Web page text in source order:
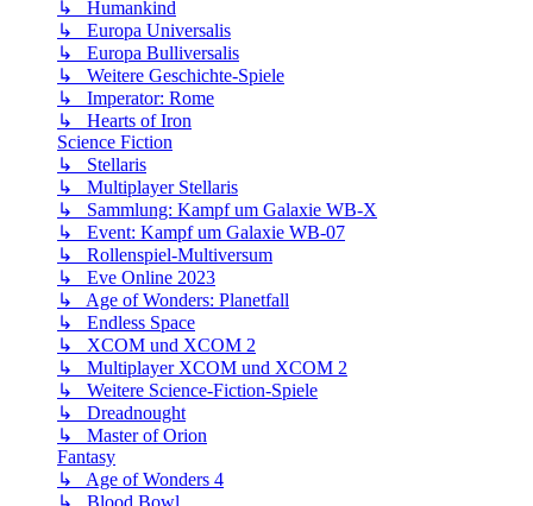
↳ Humankind
↳ Europa Universalis
↳ Europa Bulliversalis
↳ Weitere Geschichte-Spiele
↳ Imperator: Rome
↳ Hearts of Iron
Science Fiction
↳ Stellaris
↳ Multiplayer Stellaris
↳ Sammlung: Kampf um Galaxie WB-X
↳ Event: Kampf um Galaxie WB-07
↳ Rollenspiel-Multiversum
↳ Eve Online 2023
↳ Age of Wonders: Planetfall
↳ Endless Space
↳ XCOM und XCOM 2
↳ Multiplayer XCOM und XCOM 2
↳ Weitere Science-Fiction-Spiele
↳ Dreadnought
↳ Master of Orion
Fantasy
↳ Age of Wonders 4
↳ Blood Bowl